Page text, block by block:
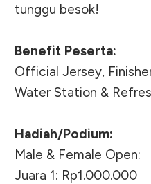
tunggu besok!
Benefit Peserta:
Official Jersey,
Water Station &
Hadiah/Podium:
Male & Female Open:
Juara 1: Rp1.000.000